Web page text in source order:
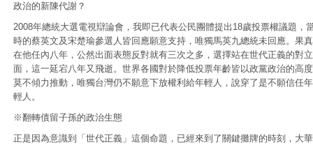
政治的新陳代謝？
2008年總統大選電視辯論會，我即已代表公民團體提出18歲投票權議題，
時的蔡英文及宋楚瑜參選人皆回應願意支持，唯獨馬英九總統未回應。果真
在他任內八年，公然出面表態反對就有三次之多，選擇站在世代正義的對立
面，這一延宕八年又飛逝。世界各國對於降低投票年齡皆以政黨政治的高度
莫不傾力推動，唯獨台灣仍不願意下放權利給年輕人，說穿了是不願信任年
輕人。
※翻轉債留子孫的政治生態
正是因為意識到「世代正義」這個命題，已經來到了關鍵攤牌的時刻，大華